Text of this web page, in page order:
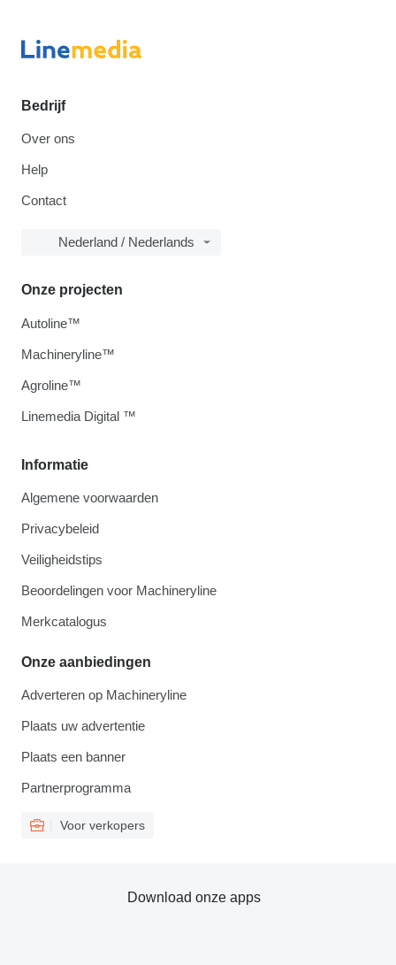
Bedrijf
Over ons
Help
Contact
Nederland / Nederlands
Informatie
Algemene voorwaarden
Privacybeleid
Veiligheidstips
Beoordelingen voor Machineryline
Merkcatalogus
Onze aanbiedingen
Adverteren op Machineryline
Plaats uw advertentie
Plaats een banner
Partnerprogramma
Voor verkopers
Onze projecten
Autoline™
Machineryline™
Agroline™
Linemedia Digital ™
Download onze apps